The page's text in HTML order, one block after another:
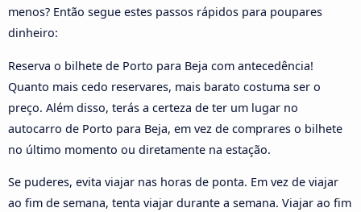
menos? Então segue estes passos rápidos para poupares
dinheiro:
Reserva o bilhete de Porto para Beja com antecedência!
Quanto mais cedo reservares, mais barato costuma ser o
preço. Além disso, terás a certeza de ter um lugar no
autocarro de Porto para Beja, em vez de comprares o bilhete
no último momento ou diretamente na estação.
Se puderes, evita viajar nas horas de ponta. Em vez de viajar
ao fim de semana, tenta viajar durante a semana. Viajar ao fim